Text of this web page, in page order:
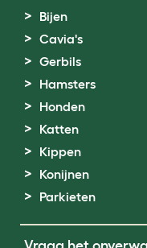
Bijen
Cavia's
Gerbils
Hamsters
Honden
Katten
Kippen
Konijnen
Parkieten